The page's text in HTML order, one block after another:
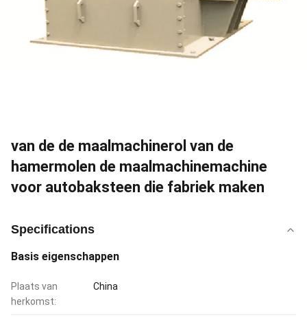
van de de maalmachinerol van de
hamermolen de maalmachinemachine
voor autobaksteen die fabriek maken
Specifications
Basis eigenschappen
Plaats van
herkomst:
China